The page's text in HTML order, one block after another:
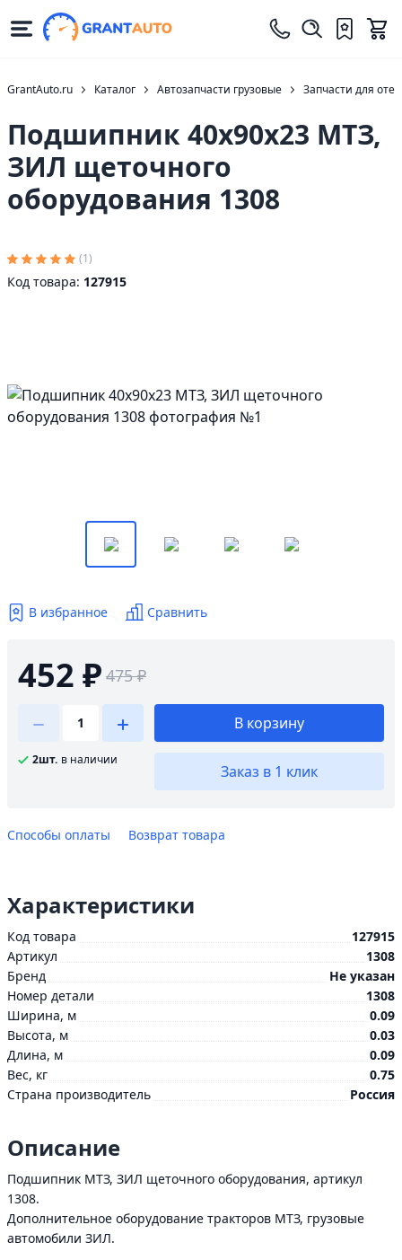
GrantAuto.ru Каталог Автозапчасти грузовые Запчасти для
Подшипник 40х90х23 МТЗ,
ЗИЛ щеточного
оборудования 1308
(1)
Код товара: 127915
В избранное Сравнить
452 ₽ 475 ₽
2шт. в наличии
В корзину
Заказ в 1 клик
Способы оплаты Возврат товара
Характеристики
Код товара
127915
Артикул
1308
Бренд
Не указан
Номер детали
1308
Ширина, м
0.09
Высота, м
0.03
Длина, м
0.09
Вес, кг
0.75
Страна производитель
Россия
Описание
Подшипник МТЗ, ЗИЛ щеточного оборудования, артикул
1308.
Дополнительное оборудование тракторов МТЗ, грузовые
автомобили ЗИЛ.